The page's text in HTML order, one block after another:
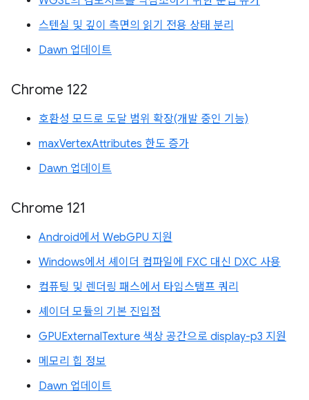
스텐실 및 깊이 측면의 읽기 전용 상태 분리
Dawn 업데이트
Chrome 122
호환성 모드로 도달 범위 확장(개발 중인 기능)
maxVertexAttributes 한도 증가
Dawn 업데이트
Chrome 121
Android에서 WebGPU 지원
Windows에서 셰이더 컴파일에 FXC 대신 DXC 사용
컴퓨팅 및 렌더링 패스에서 타임스탬프 쿼리
셰이더 모듈의 기본 진입점
GPUExternalTexture 색상 공간으로 display-p3 지원
메모리 힙 정보
Dawn 업데이트